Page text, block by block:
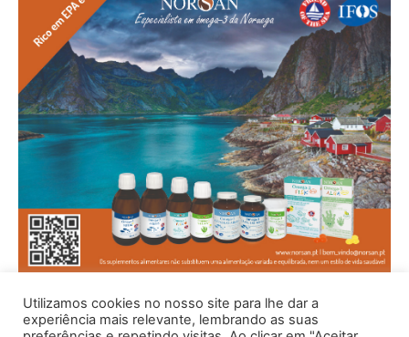
Utilizamos cookies no nosso site para lhe dar a
experiência mais relevante, lembrando as suas